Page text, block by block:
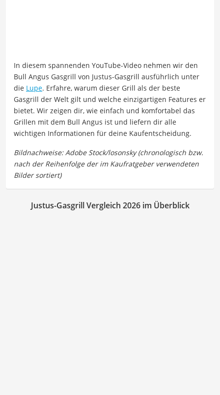
In diesem spannenden YouTube-Video nehmen wir den
Bull Angus Gasgrill von Justus-Gasgrill ausführlich unter
die Lupe. Erfahre, warum dieser Grill als der beste
Gasgrill der Welt gilt und welche einzigartigen Features er
bietet. Wir zeigen dir, wie einfach und komfortabel das
Grillen mit dem Bull Angus ist und liefern dir alle
wichtigen Informationen für deine Kaufentscheidung.
Justus-Gasgrill Vergleich 2026 im Überblick